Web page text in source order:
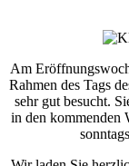
Am
Rahmen des Tags
sehr gut besucht.
in den kommenden